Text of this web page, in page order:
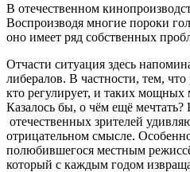
В отечественном
Воспроизводя многие пороки
оно имеет ряд собственных
Отчасти ситуация здесь
либералов. В частности, тем,
кто регулирует, и таких мощных
Казалось бы, о чём ещё
отечественных зрителей
отрицательном смысле. Особенно
полюбившегося местным
который с каждым годом